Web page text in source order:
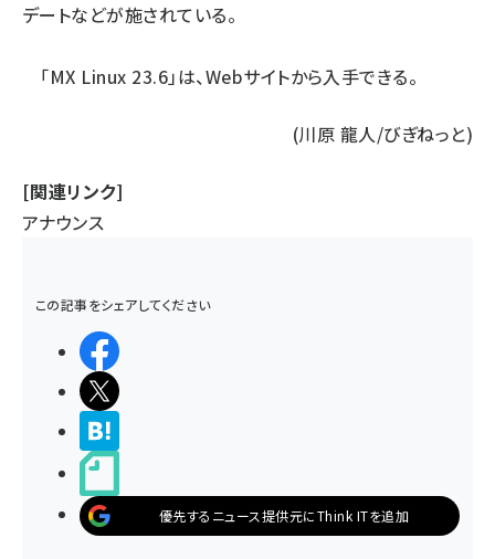
デートなどが施されている。
「MX Linux 23.6」は、Webサイトから入手できる。
(川原 龍人/びぎねっと)
[関連リンク]
アナウンス
この記事をシェアしてください
優先するニュース提供元にThink ITを追加